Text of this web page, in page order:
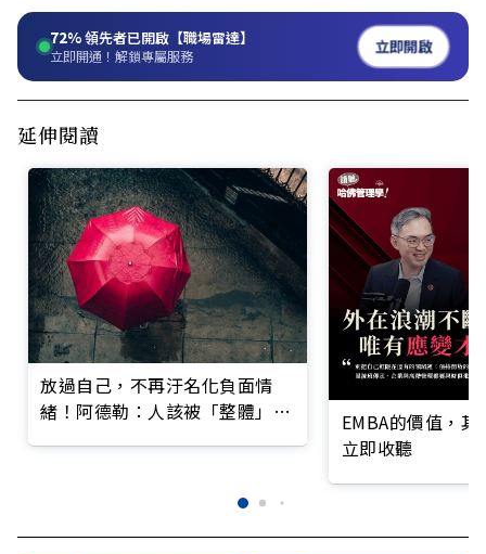
72%領先者已開啟【職場雷達】
立即開通！解鎖專屬服務 立即開啟
延伸閱讀
放過自己，不再汙名化負面情
緒！阿德勒：人該被「整體」地
EMBA的價值，
立即收聽